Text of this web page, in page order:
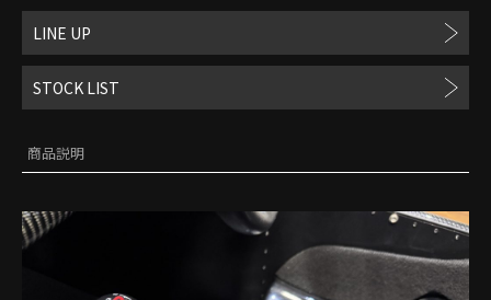
LINE UP
STOCK LIST
商品説明